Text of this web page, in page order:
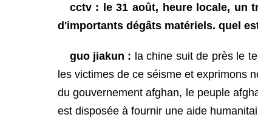
cctv : le 31 août, heure locale, un
d'importants dégâts matériels. quel
guo jiakun : la chine suit de près le
les victimes de ce séisme et exprimons
du gouvernement afghan, le peuple
est disposée à fournir une aide